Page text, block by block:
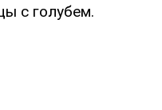
с голубем.